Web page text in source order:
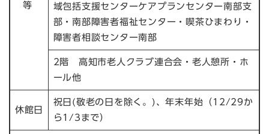
等
域包括支援センターケアプランセンター南部支
部・南部障害者福祉センター・喫茶ひまわり・
障害者相談センター南部
2階 高知市老人クラブ連合会・老人憩所・ホ
ール他
休館日
祝日(敬老の日を除く。)、年末年始（12/29か
ら1/3まで）